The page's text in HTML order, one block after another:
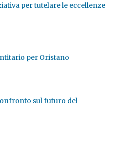
per tutelare le eccellenze
per Oristano
sul futuro del